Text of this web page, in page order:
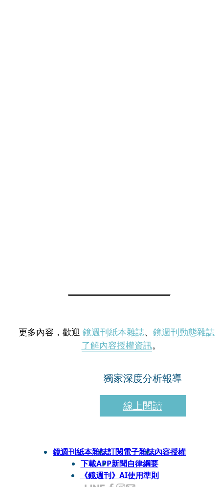
更多內容，歡迎 鏡週刊紙本雜誌、 鏡週刊動態雜誌
了解內容授權資訊。
獨家深度分析報導
線上閱讀
鏡週刊紙本雜誌訂閱電子雜誌內容授權
下載APP新聞自律綱要
《鏡週刊》AI使用準則